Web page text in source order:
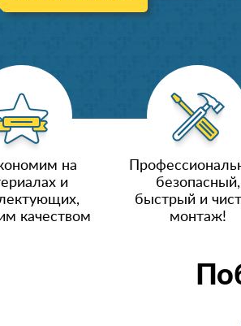
на
и
качеством
безопасный,
быстрый и
монтаж!